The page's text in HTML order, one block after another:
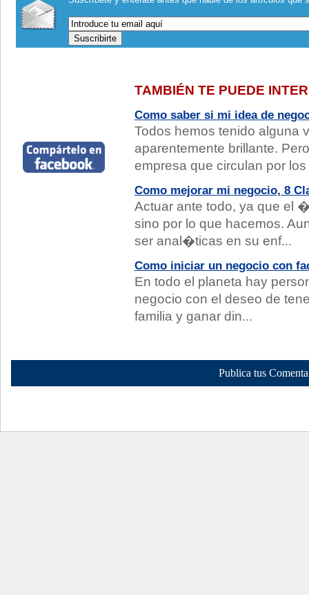
TAMBIÉN TE PUEDE
Como saber si mi idea de
Todos hemos tenido alguna
aparentemente brillante.
empresa que circulan por
Como mejorar mi negocio, 8
Actuar ante todo, ya que el
sino por lo que hacemos.
ser anal�ticas en su enf...
Como iniciar un negocio con
En todo el planeta hay
negocio con el deseo de
familia y ganar din...
Publica tus